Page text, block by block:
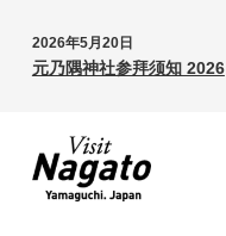
2026年5月20日
元乃隅神社参拜须知 2026